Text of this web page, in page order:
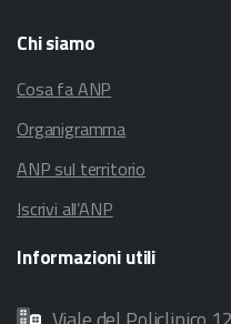
Chisiamo
Cosa fa ANP
Organigramma
ANP sul territorio
Iscrivi all’ANP
Informazioniutili